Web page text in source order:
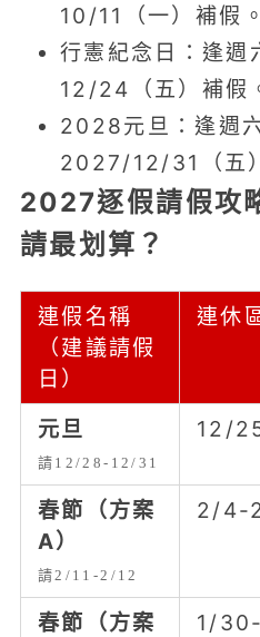
10/11（一）補假。
行憲紀念日：逢週
12/24（五）補假
2028元旦：逢週
2027/12/31（五
2027逐假請假攻
請最划算？
連假名稱
（建議請假
日）
連休
元旦
請12/28-12/31
12/
春節（方案
A）
請2/11-2/12
2/4-
春節（方案
1/